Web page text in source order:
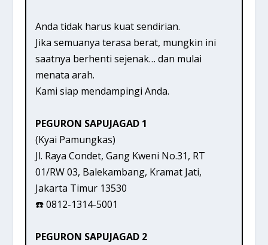
Anda tidak harus kuat sendirian.
Jika semuanya terasa berat, mungkin ini
saatnya berhenti sejenak… dan mulai
menata arah.
Kami siap mendampingi Anda.
PEGURON SAPUJAGAD 1
(Kyai Pamungkas)
Jl. Raya Condet, Gang Kweni No.31, RT
01/RW 03, Balekambang, Kramat Jati,
Jakarta Timur 13530
☎️ 0812-1314-5001
PEGURON SAPUJAGAD 2